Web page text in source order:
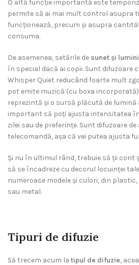
O altă funcție importantă este
permite să ai mai mult control asupra
funcționează, precum și asupra
consuma.
De asemenea, setările de sunet și lumini
în special dacă ai copii. Sunt difuzoare
Whisper Quiet reducând foarte mult
pot emite muzică (cu boxa
reprezintă şi o sursă plăcută de lumină
important să poţi ajusta intensitatea
zilei sau de preferinţe. Sunt difuzoare
telecomandă, aşa că vei putea ajusta
Și nu în ultimul rând, trebuie să ții cont
să se încadreze cu decorul locuinței
numeroase modele și culori, din
sau metal.
Tipuri de difuzie
Să trecem acum la tipul de difuzie,